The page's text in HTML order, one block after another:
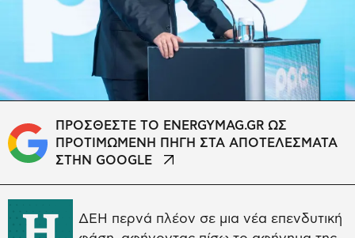
ΠΡΟΣΘΕΣΤΕ ΤΟ ENERGYMAG.GR ΩΣ
ΠΡΟΤΙΜΩΜΕΝΗ ΠΗΓΗ ΣΤΑ ΑΠΟΤΕΛΕΣΜΑΤΑ
ΣΤΗΝ GOOGLE
ΔΕΗ περνά πλέον σε μια νέα επενδυτική